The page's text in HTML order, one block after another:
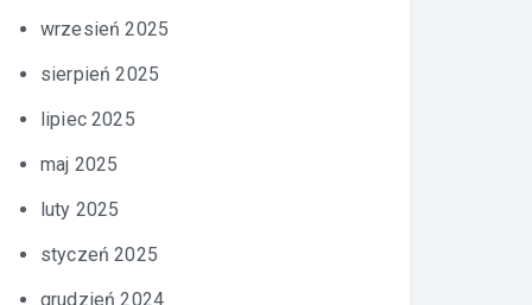
wrzesień 2025
sierpień 2025
lipiec 2025
maj 2025
luty 2025
styczeń 2025
grudzień 2024